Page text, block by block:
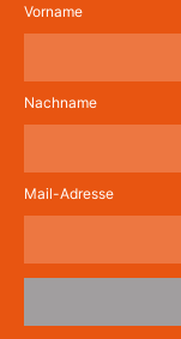
Vorname
Nachname
Mail-Adresse